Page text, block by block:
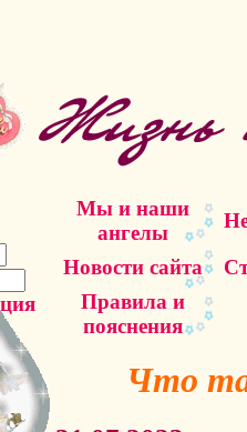
Мы и наши
ангелы
Новости сайта
Правила и
пояснения
Что